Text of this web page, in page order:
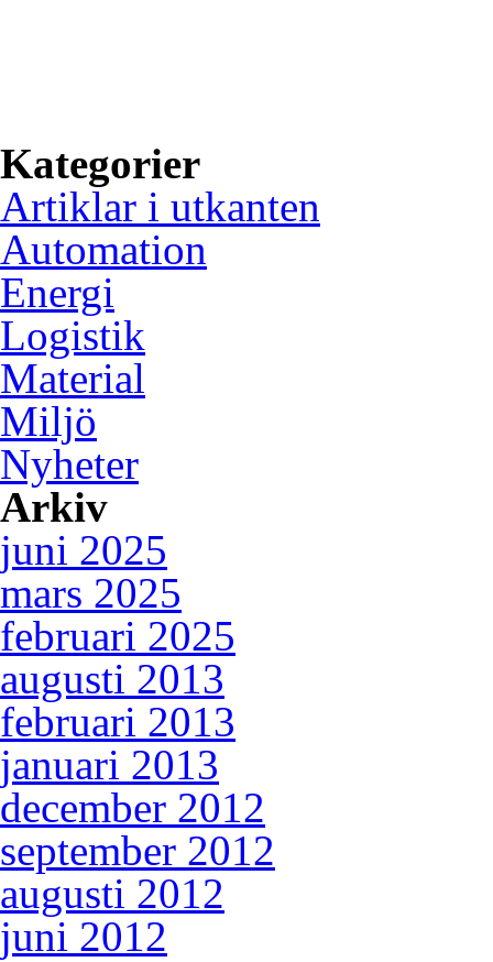
Kategorier
Artiklar i utkanten
Automation
Energi
Logistik
Material
Miljö
Nyheter
Arkiv
juni 2025
mars 2025
februari 2025
augusti 2013
februari 2013
januari 2013
december 2012
september 2012
augusti 2012
juni 2012